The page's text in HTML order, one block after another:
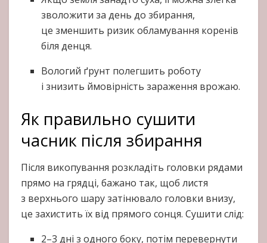
зволожити за день до збирання,
це зменшить ризик обламування коренів
біля денця.
Вологий ґрунт полегшить роботу
і знизить ймовірність зараження врожаю.
Як правильно сушити
часник після збирання
Після викопування розкладіть головки рядами
прямо на грядці, бажано так, щоб листя
з верхнього шару затінювало головки внизу,
це захистить їх від прямого сонця. Сушити слід:
2–3 дні з одного боку, потім перевернути